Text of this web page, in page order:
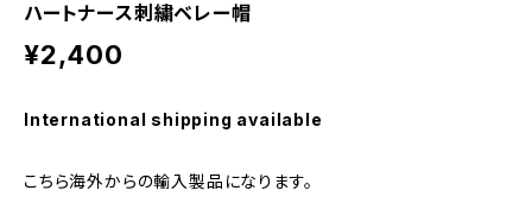
ハートナース刺繍ベレー帽
¥2,400
International shipping available
こちら海外からの輸入製品になります。